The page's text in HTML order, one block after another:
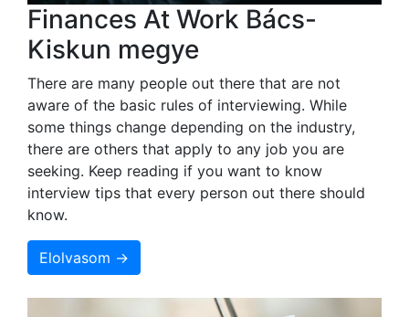
Finances At Work Bács-
Kiskun megye
There are many people out there that are not
aware of the basic rules of interviewing. While
some things change depending on the industry,
there are others that apply to any job you are
seeking. Keep reading if you want to know
interview tips that every person out there should
know.
Elolvasom →